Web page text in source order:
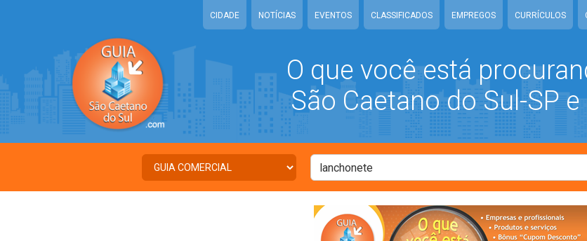
CIDADE NOTÍCIAS EVENTOS CLASSIFICADOS EMPREGOS CURRÍCULOS
O que você está
São Caetano do Sul-SP e